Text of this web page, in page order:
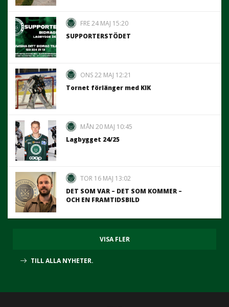
FRE 24 MAJ 15:20
SUPPORTERSTÖDET
ONS 22 MAJ 12:21
Tornet förlänger med KIK
MÅN 20 MAJ 10:45
Lagbygget 24/25
TOR 16 MAJ 13:02
DET SOM VAR – DET SOM KOMMER –
OCH EN FRAMTIDSBILD
VISA FLER
TILL ALLA NYHETER.